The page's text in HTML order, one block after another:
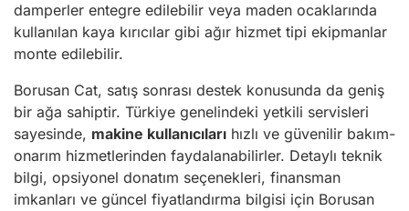
damperler entegre edilebilir veya maden ocaklarında
kullanılan kaya kırıcılar gibi ağır hizmet tipi ekipmanlar
monte edilebilir.
Borusan Cat, satış sonrası destek konusunda da geniş
bir ağa sahiptir. Türkiye genelindeki yetkili servisleri
sayesinde, makine kullanıcıları hızlı ve güvenilir bakım-
onarım hizmetlerinden faydalanabilirler. Detaylı teknik
bilgi, opsiyonel donatım seçenekleri, finansman
imkanları ve güncel fiyatlandırma bilgisi için Borusan